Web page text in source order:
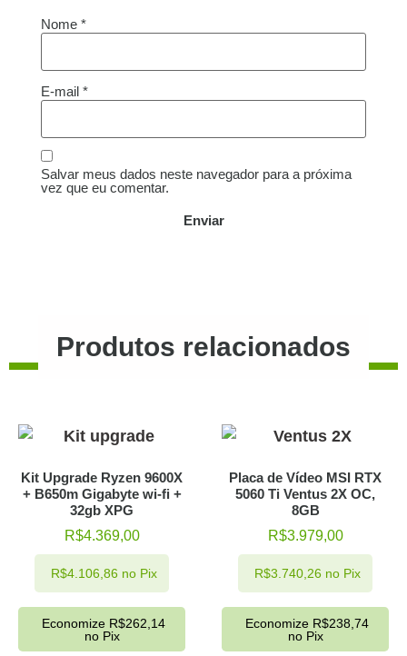
Nome *
E-mail *
Salvar meus dados neste navegador para a próxima
vez que eu comentar.
Produtos relacionados
Kit Upgrade Ryzen 9600X
+ B650m Gigabyte wi-fi +
32gb XPG
R$4.369,00
R$4.106,86 no Pix
Economize R$262,14
no Pix
Placa de Vídeo MSI RTX
5060 Ti Ventus 2X OC,
8GB
R$3.979,00
R$3.740,26 no Pix
Economize R$238,74
no Pix